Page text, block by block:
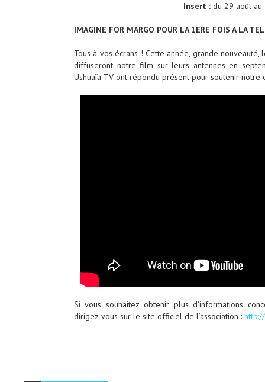
Insert : du 29 août
IMAGINE FOR MARGO POUR LA 1ERE FOIS A LA
Tous à vos écrans ! Cette année, grande
diffuseront notre film sur leurs antennes en
Ushuaïa TV ont répondu présent pour soutenir notre
Si vous souhaitez obtenir plus d’informations
dirigez-vous sur le site officiel de l’association :